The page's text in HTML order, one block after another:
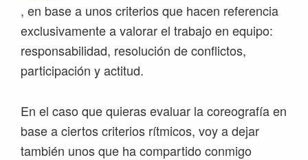
, en base a unos criterios que hacen referencia
exclusivamente a valorar el trabajo en equipo:
responsabilidad, resolución de conflictos,
participación y actitud.
En el caso que quieras evaluar la coreografía en
base a ciertos criterios rítmicos, voy a dejar
también unos que ha compartido conmigo